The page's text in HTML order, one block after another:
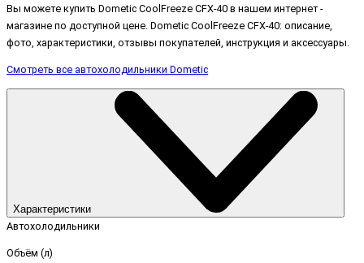
Вы можете купить Dometic CoolFreeze CFX-40 в нашем интернет -
магазине по доступной цене. Dometic CoolFreeze CFX-40: описание,
фото, характеристики, отзывы покупателей, инструкция и аксессуары.
Смотреть все автохолодильники Dometic
Характеристики
Автохолодильники
Объём (л)